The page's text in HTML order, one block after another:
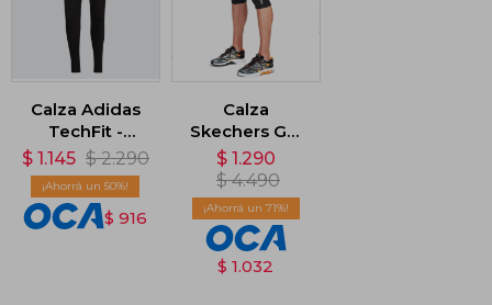
Calza Adidas
TechFit -
Negro
$ 1.145 $ 2.290
50
$ 916
Calza
Skechers GO
Therm360™ -
Negro
$ 1.290
$ 4.490
71
$ 1.032